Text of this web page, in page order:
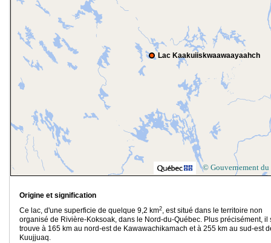
Lac Kaakuiiskwaawaayaahch
© Gouvernement du
Origine et signification
Ce lac, d'une superficie de quelque 9,2 km2, est situé dans le territoire non
organisé de Rivière-Koksoak, dans le Nord-du-Québec. Plus précisément, il
trouve à 165 km au nord-est de Kawawachikamach et à 255 km au sud-est
Kuujjuaq.